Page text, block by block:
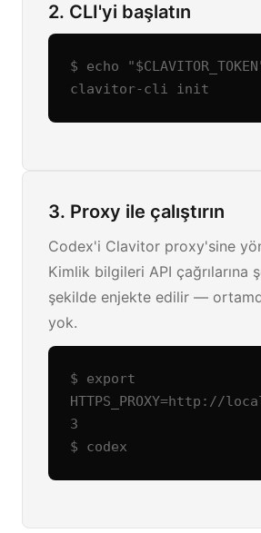
2. CLI'yi başlatın
$ echo
clavitor-cli init
3. Proxy ile çalıştırın
Codex'i Clavitor proxy'sine
Kimlik bilgileri API çağrılarına
şekilde enjekte edilir —
yok.
$ export
HTTPS_PROXY=http://
3
$ codex